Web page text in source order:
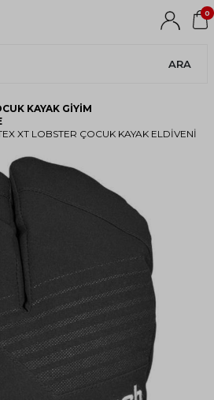
ARA
0
KAYAK GIYIM
XT LOBSTER ÇOCUK KAYAK ELDIVENI